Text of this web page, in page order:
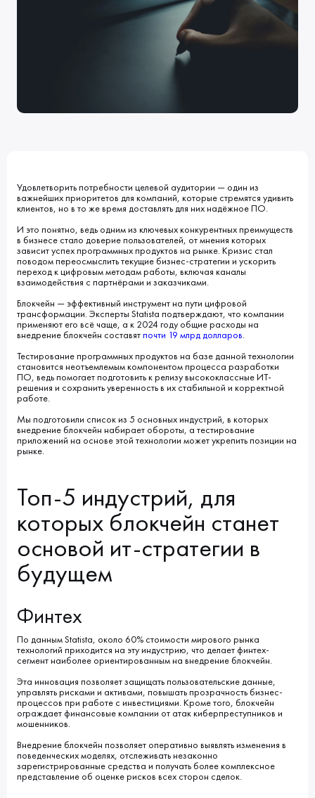
Удовлетворить потребности целевой аудитории ― один из
важнейших приоритетов для компаний, которые стремятся удивить
клиентов, но в то же время доставлять для них надёжное ПО.
И это понятно, ведь одним из ключевых конкурентных преимуществ
в бизнесе стало доверие пользователей, от мнения которых
зависит успех программных продуктов на рынке. Кризис стал
поводом переосмыслить текущие бизнес-стратегии и ускорить
переход к цифровым методам работы, включая каналы
взаимодействия с партнёрами и заказчиками.
Блокчейн ― эффективный инструмент на пути цифровой
трансформации. Эксперты Statista подтверждают, что компании
применяют его всё чаще, а к 2024 году общие расходы на
внедрение блокчейн составятпочти 19 млрд долларов.
Тестирование программных продуктов на базе данной технологии
становится неотъемлемым компонентом процесса разработки
ПО, ведь помогает подготовить к релизу высококлассные ИТ-
решения и сохранить уверенность в их стабильной и корректной
работе.
Мы подготовили список из 5 основных индустрий, в которых
внедрение блокчейн набирает обороты, а тестирование
приложений на основе этой технологии может укрепить позиции на
рынке.
Топ-5 индустрий, для
которых блокчейн станет
основой ит-стратегии в
будущем
Финтех
По данным Statista, около 60% стоимости мирового рынка
технологий приходится на эту индустрию, что делает финтех-
сегмент наиболее ориентированным на внедрение блокчейн.
Эта инновация позволяет защищать пользовательские данные,
управлять рисками и активами, повышать прозрачность бизнес-
процессов при работе с инвестициями. Кроме того, блокчейн
ограждает финансовые компании от атак киберпреступников и
мошенников.
Внедрение блокчейн позволяет оперативно выявлять изменения в
поведенческих моделях, отслеживать незаконно
зарегистрированные средства и получать более комплексное
представление об оценке рисков всех сторон сделок.